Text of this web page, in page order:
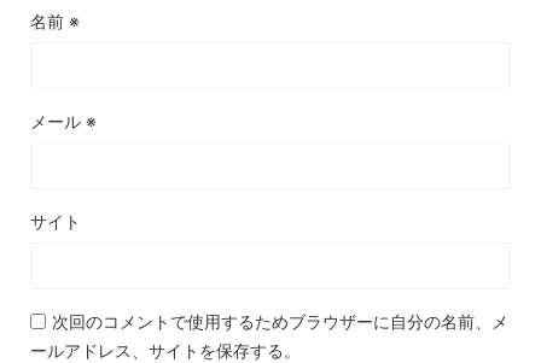
名前 ※
メール ※
サイト
次回のコメントで使用するためブラウザーに自分の名前、メ
ールアドレス、サイトを保存する。